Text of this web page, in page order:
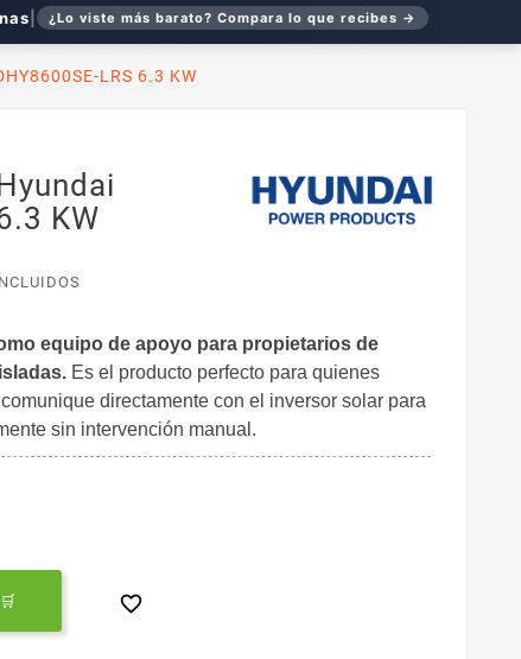
¿Lo viste más barato? Compara lo que recibes →
LRS 6.3 KW
KW
equipo de apoyo para propietarios de
Es el producto perfecto para quienes
directamente con el inversor solar para
sin intervención manual.
